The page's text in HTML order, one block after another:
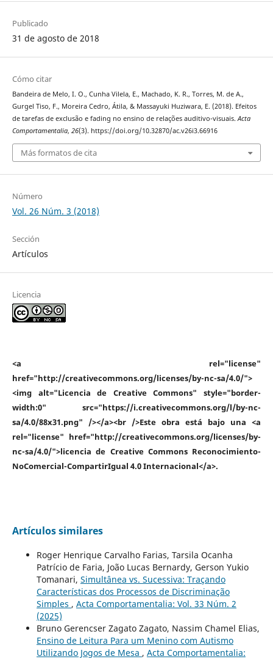
Publicado
31 de agosto de 2018
Cómo citar
Bandeira de Melo, I. O., Cunha Vilela, E., Machado, K. R., Torres, M. de A.,
Gurgel Tiso, F., Moreira Cedro, Átila, & Massayuki Huziwara, E. (2018). Efeitos
de tarefas de exclusão e fading no ensino de relações auditivo-visuais.Acta
Comportamentalia, 26(3). https://doi.org/10.32870/ac.v26i3.66916
Más formatos de cita
Número
Vol. 26 Núm. 3 (2018)
Sección
Artículos
Licencia
<a rel="license"
href="http://creativecommons.org/licenses/by-nc-sa/4.0/">
<img alt="Licencia de Creative Commons" style="border-
width:0" src="https://i.creativecommons.org/l/by-nc-
sa/4.0/88x31.png" /></a><br />Este obra está bajo una <a
rel="license" href="http://creativecommons.org/licenses/by-
nc-sa/4.0/">licencia de Creative Commons Reconocimiento-
NoComercial-CompartirIgual 4.0 Internacional</a>.
Artículos similares
Roger Henrique Carvalho Farias, Tarsila Ocanha
Patrício de Faria, João Lucas Bernardy, Gerson Yukio
Tomanari, Simultânea vs. Sucessiva: Traçando
Características dos Processos de Discriminação
Simples , Acta Comportamentalia: Vol. 33 Núm. 2
(2025)
Bruno Gerencser Zagato Zagato, Nassim Chamel Elias,
Ensino de Leitura Para um Menino com Autismo
Utilizando Jogos de Mesa , Acta Comportamentalia: